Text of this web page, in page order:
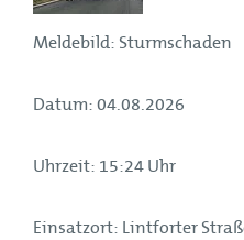
Meldebild: Sturmschaden
Datum: 04.08.2026
Uhrzeit: 15:24 Uhr
Einsatzort: Lintforter